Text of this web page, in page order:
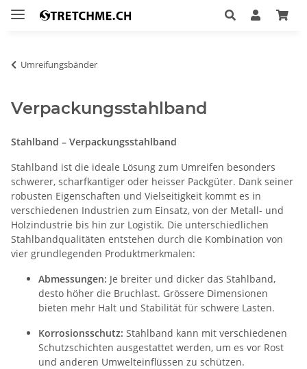
Umreifungsbänder
Verpackungsstahlband
Stahlband – Verpackungsstahlband
Stahlband ist die ideale Lösung zum Umreifen besonders
schwerer, scharfkantiger oder heisser Packgüter. Dank seiner
robusten Eigenschaften und Vielseitigkeit kommt es in
verschiedenen Industrien zum Einsatz, von der Metall- und
Holzindustrie bis hin zur Logistik. Die unterschiedlichen
Stahlbandqualitäten entstehen durch die Kombination von
vier grundlegenden Produktmerkmalen:
Abmessungen: Je breiter und dicker das Stahlband,
desto höher die Bruchlast. Grössere Dimensionen
bieten mehr Halt und Stabilität für schwere Lasten.
Korrosionsschutz: Stahlband kann mit verschiedenen
Schutzschichten ausgestattet werden, um es vor Rost
und anderen Umwelteinflüssen zu schützen.